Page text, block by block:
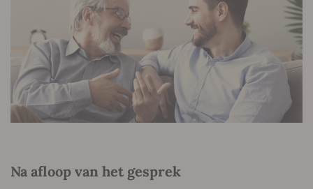
Na afloop van het gesprek